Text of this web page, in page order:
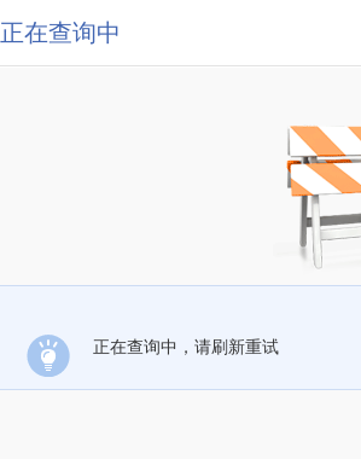
正在查询中
正在查询中，请刷新重试